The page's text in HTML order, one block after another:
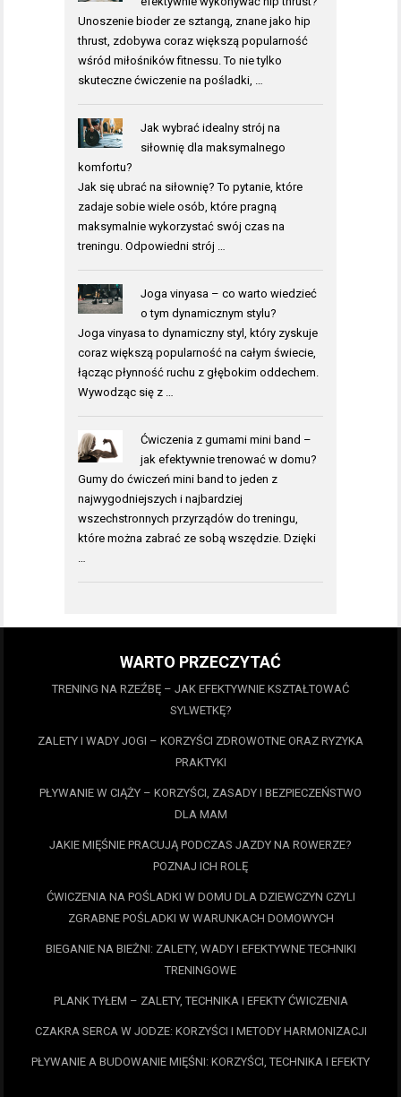
Unoszenie bioder ze sztangą, znane jako hip
thrust, zdobywa coraz większą popularność
wśród miłośników fitnessu. To nie tylko
skuteczne ćwiczenie na pośladki, …
Jak wybrać idealny strój na
siłownię dla maksymalnego
komfortu?
Jak się ubrać na siłownię? To pytanie, które
zadaje sobie wiele osób, które pragną
maksymalnie wykorzystać swój czas na
treningu. Odpowiedni strój …
Joga vinyasa – co warto wiedzieć
o tym dynamicznym stylu?
Joga vinyasa to dynamiczny styl, który zyskuje
coraz większą popularność na całym świecie,
łącząc płynność ruchu z głębokim oddechem.
Wywodząc się z …
Ćwiczenia z gumami mini band –
jak efektywnie trenować w domu?
Gumy do ćwiczeń mini band to jeden z
najwygodniejszych i najbardziej
wszechstronnych przyrządów do treningu,
które można zabrać ze sobą wszędzie. Dzięki
…
WARTO PRZECZYTAĆ
TRENING NA RZEŹBĘ – JAK EFEKTYWNIE KSZTAŁTOWAĆ
SYLWETKĘ?
ZALETY I WADY JOGI – KORZYŚCI ZDROWOTNE ORAZ RYZYKA
PRAKTYKI
PŁYWANIE W CIĄŻY – KORZYŚCI, ZASADY I BEZPIECZEŃSTWO
DLA MAM
JAKIE MIĘŚNIE PRACUJĄ PODCZAS JAZDY NA ROWERZE?
POZNAJ ICH ROLĘ
ĆWICZENIA NA POŚLADKI W DOMU DLA DZIEWCZYN CZYLI
ZGRABNE POŚLADKI W WARUNKACH DOMOWYCH
BIEGANIE NA BIEŻNI: ZALETY, WADY I EFEKTYWNE TECHNIKI
TRENINGOWE
PLANK TYŁEM – ZALETY, TECHNIKA I EFEKTY ĆWICZENIA
CZAKRA SERCA W JODZE: KORZYŚCI I METODY HARMONIZACJI
PŁYWANIE A BUDOWANIE MIĘŚNI: KORZYŚCI, TECHNIKA I EFEKTY